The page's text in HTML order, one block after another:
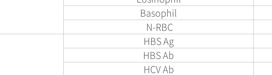
Basophil
N-RBC
HBS Ag
HBS Ab
HCV Ab